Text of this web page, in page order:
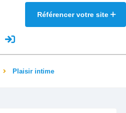
Référencer votre site
Plaisir intime